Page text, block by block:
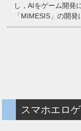
し，AIをゲーム開発
「MIMESIS」の開
スマホエロ